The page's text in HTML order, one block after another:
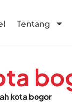
Tentang
kota bogor